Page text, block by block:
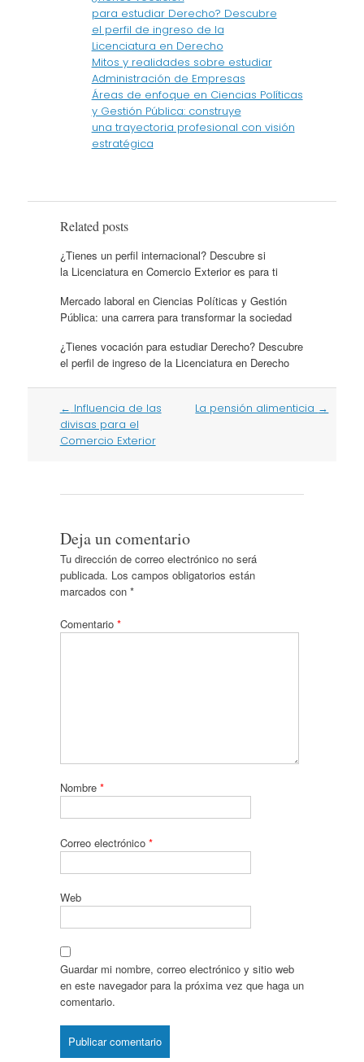
para estudiar Derecho? Descubre
el perfil de ingreso de la
Licenciatura en Derecho
Mitos y realidades sobre estudiar
Administración de Empresas
Áreas de enfoque en Ciencias Políticas
y Gestión Pública: construye
una trayectoria profesional con visión
estratégica
Related posts
¿Tienes un perfil internacional? Descubre si
la Licenciatura en Comercio Exterior es para ti
Mercado laboral en Ciencias Políticas y Gestión
Pública: una carrera para transformar la sociedad
¿Tienes vocación para estudiar Derecho? Descubre
el perfil de ingreso de la Licenciatura en Derecho
Post
navigation
← Influencia de las
divisas para el
Comercio Exterior
La pensión alimenticia →
Deja un comentario
Tu dirección de correo electrónico no será
publicada. Los campos obligatorios están
marcados con *
Comentario *
Nombre *
Correo electrónico *
Web
Guardar mi nombre, correo electrónico y sitio web
en este navegador para la próxima vez que haga un
comentario.